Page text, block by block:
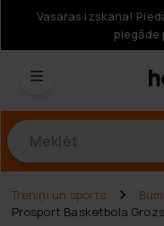
Vasaras izskaņa!
piegāde
Treniņi un sports
Prosport Basketbola Grozs